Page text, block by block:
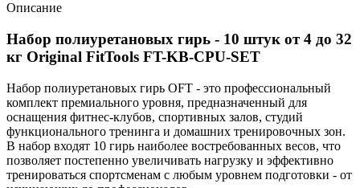
Описание
Набор полиуретановых гирь - 10 штук от 4 до 32
кг Original FitTools FT-KB-CPU-SET
Набор полиуретановых гирь OFT - это профессиональный
комплект премиального уровня, предназначенный для
оснащения фитнес-клубов, спортивных залов, студий
функционального тренинга и домашних тренировочных зон.
В набор входят 10 гирь наиболее востребованных весов, что
позволяет постепенно увеличивать нагрузку и эффективно
тренироваться спортсменам с любым уровнем подготовки - от